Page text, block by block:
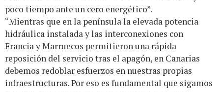
poco tiempo ante un cero energético”.
“Mientras que en la península la elevada potencia
hidráulica instalada y las interconexiones con
Francia y Marruecos permitieron una rápida
reposición del servicio tras el apagón, en Canarias
debemos redoblar esfuerzos en nuestras propias
infraestructuras. Por eso es fundamental que sigamos